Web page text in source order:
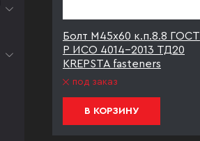
Болт М45х60 к.п.8.8 ГОСТ
Р ИСО 4014-2013 ТД20
KREPSTA fasteners
под заказ
В КОРЗИНУ